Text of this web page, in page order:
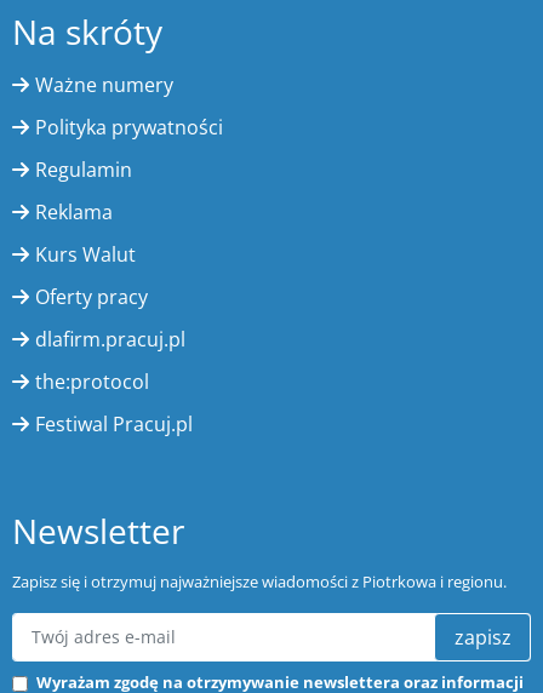
Na skróty
Ważne numery
Polityka prywatności
Regulamin
Reklama
Kurs Walut
Oferty pracy
dlafirm.pracuj.pl
the:protocol
Festiwal Pracuj.pl
Newsletter
Zapisz się i otrzymuj najważniejsze wiadomości z Piotrkowa i regionu.
zapisz
Wyrażam zgodę na otrzymywanie newslettera oraz informacji